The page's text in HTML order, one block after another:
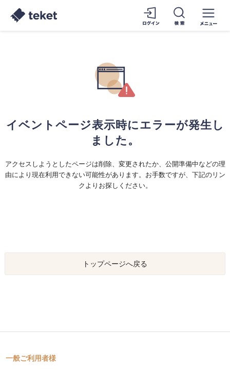
イベントページ表示時にエラーが発生し
ました。
アクセスしようとしたページは削除、変更されたか、公開準備中などの理
由により現在利用できない可能性があります。お手数ですが、下記のリン
クよりお探しください。
トップページへ戻る
一般ご利用者様